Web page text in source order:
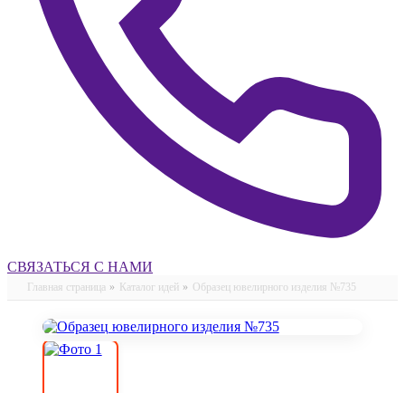
СВЯЗАТЬСЯ С НАМИ
Главная страница » Каталог идей » Образец ювелирного изделия №735